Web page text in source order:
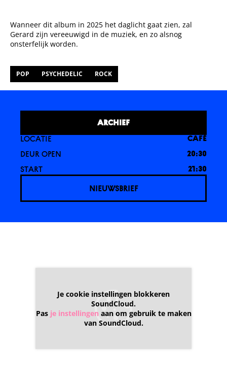
Wanneer dit album in 2025 het daglicht gaat zien, zal
Gerard zijn vereeuwigd in de muziek, en zo alsnog
onsterfelijk worden.
POP PSYCHEDELIC ROCK
ARCHIEF
LOCATIE CAFÉ
DEUR OPEN 20:30
START 21:30
NIEUWSBRIEF
Je cookie instellingen blokkeren
SoundCloud.
Pas je instellingen aan om gebruik te maken
van SoundCloud.